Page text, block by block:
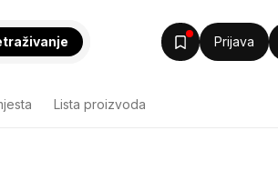
Prijava
Lista proizvoda